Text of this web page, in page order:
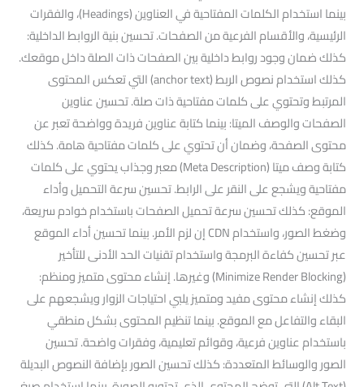
بينما استخدام الكلمات المفتاحية في العناوين (Headings)، والفقرات
الرئيسية، والأقسام الفرعية من الصفحات. تحسين بنية الروابط الداخلية:
كذلك ضمان وجود روابط داخلية بين الصفحات ذات الصلة داخل موقعك.
كذلك استخدام نصوص الربط (anchor text) التي تعكس المحتوى
المرتبط وتحتوي على كلمات مفتاحية ذات صلة. تحسين عناوين
الصفحات والوصف الميتا: بينما كتابة عناوين فريدة وواضحة تعبر عن
محتوى الصفحة، وضمان أن تحتوي على كلمات مفتاحية هامة. كذلك
كتابة وصف ميتا (Meta Description) معبر وجذاب يحتوي على كلمات
مفتاحية ويشجع على النقر على الرابط. تحسين سرعة التحميل وأداء
الموقع: كذلك تحسين سرعة تحميل الصفحات باستخدام خوادم سريعة،
وضغط الصور، واستخدام CDN إن لزم الأمر. بينما تحسين أداء الموقع
عبر تحسين كفاءة البرمجة واستخدام تقنيات الحد الأدنى للتأخير
(Minimize Render Blocking) وغيرها. إنشاء محتوى متميز ومنظم:
كذلك إنشاء محتوى مفيد ومتميز يلبي احتياجات الزوار ويشجعهم على
البقاء والتفاعل مع الموقع. بينما تنظيم المحتوى بشكل منطقي
باستخدام عناوين فرعية، وقوائم تعليمية، وفقرات واضحة. تحسين
الصور والوسائط المتعددة: كذلك تحسين الصور بإضافة النصوص البديلة